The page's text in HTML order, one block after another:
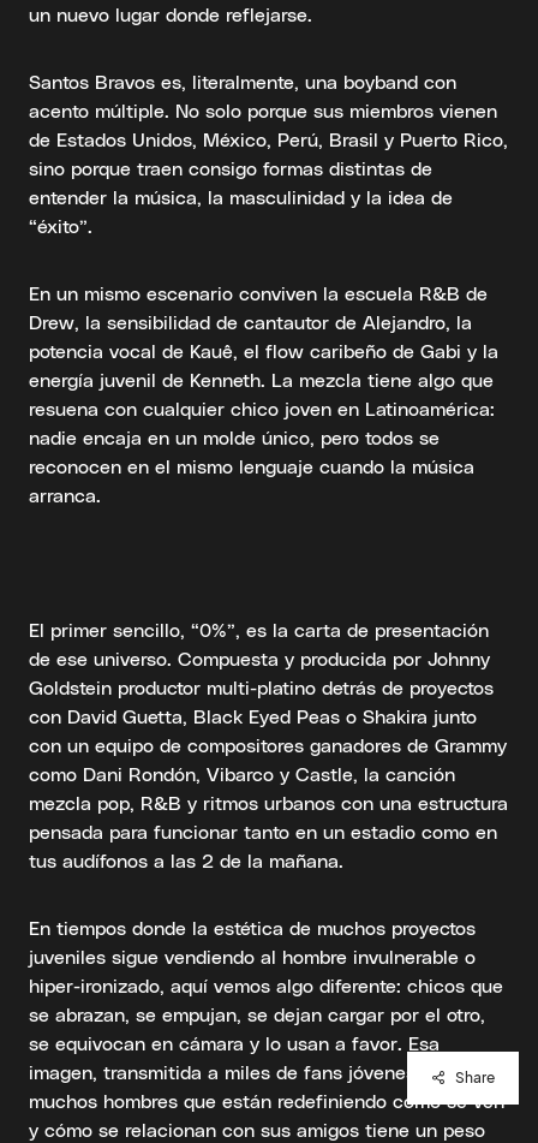
un nuevo lugar donde reflejarse.
Santos Bravos es, literalmente, una boyband con
acento múltiple. No solo porque sus miembros vienen
de Estados Unidos, México, Perú, Brasil y Puerto Rico,
sino porque traen consigo formas distintas de
entender la música, la masculinidad y la idea de
“éxito”.
En un mismo escenario conviven la escuela R&B de
Drew, la sensibilidad de cantautor de Alejandro, la
potencia vocal de Kauê, el flow caribeño de Gabi y la
energía juvenil de Kenneth. La mezcla tiene algo que
resuena con cualquier chico joven en Latinoamérica:
nadie encaja en un molde único, pero todos se
reconocen en el mismo lenguaje cuando la música
arranca.
El primer sencillo, “0%”, es la carta de presentación
de ese universo. Compuesta y producida por Johnny
Goldstein productor multi-platino detrás de proyectos
con David Guetta, Black Eyed Peas o Shakira junto
con un equipo de compositores ganadores de Grammy
como Dani Rondón, Vibarco y Castle, la canción
mezcla pop, R&B y ritmos urbanos con una estructura
pensada para funcionar tanto en un estadio como en
tus audífonos a las 2 de la mañana.
En tiempos donde la estética de muchos proyectos
juveniles sigue vendiendo al hombre invulnerable o
hiper-ironizado, aquí vemos algo diferente: chicos que
se abrazan, se empujan, se dejan cargar por el otro,
se equivocan en cámara y lo usan a favor. Esa
imagen, transmitida a miles de fans jóvenes incluidos
muchos hombres que están redefiniendo cómo se ven
y cómo se relacionan con sus amigos tiene un peso
Share